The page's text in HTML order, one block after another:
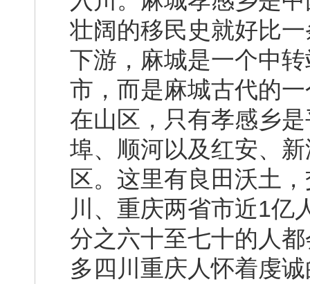
壮阔的移民史就好比
下游，麻城是一个中
市，而是麻城古代的
在山区，只有孝感乡
埠、顺河以及红安、
区。这里有良田沃土
川、重庆两省市近1亿
分之六十至七十的人
多四川重庆人怀着虔